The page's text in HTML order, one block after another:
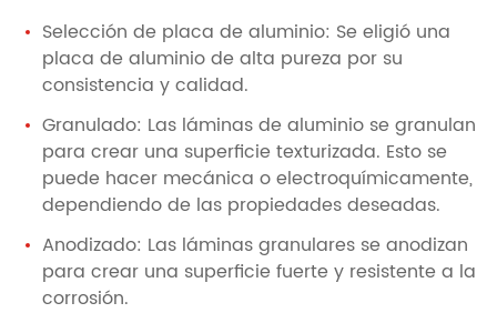
Selección de placa de aluminio: Se eligió una
placa de aluminio de alta pureza por su
consistencia y calidad.
Granulado: Las láminas de aluminio se granulan
para crear una superficie texturizada. Esto se
puede hacer mecánica o electroquímicamente,
dependiendo de las propiedades deseadas.
Anodizado: Las láminas granulares se anodizan
para crear una superficie fuerte y resistente a la
corrosión.